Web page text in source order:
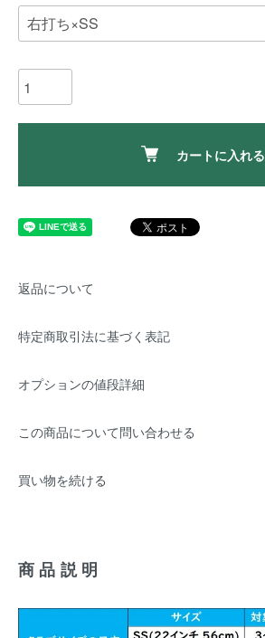
カートに入れる
返品について
特定商取引法に基づく表記
オプションの値段詳細
この商品について問い合わせる
買い物を続ける
商品説明